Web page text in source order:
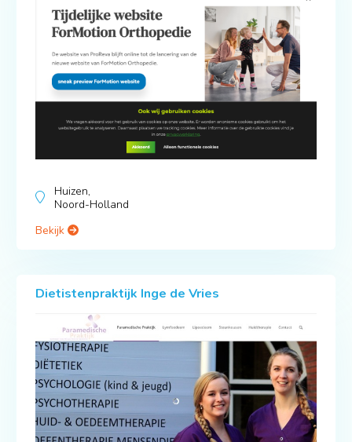
Huizen,
Noord-Holland
Bekijk
Dietistenpraktijk Inge de Vries